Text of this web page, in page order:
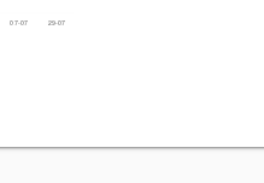
07-07 29-07